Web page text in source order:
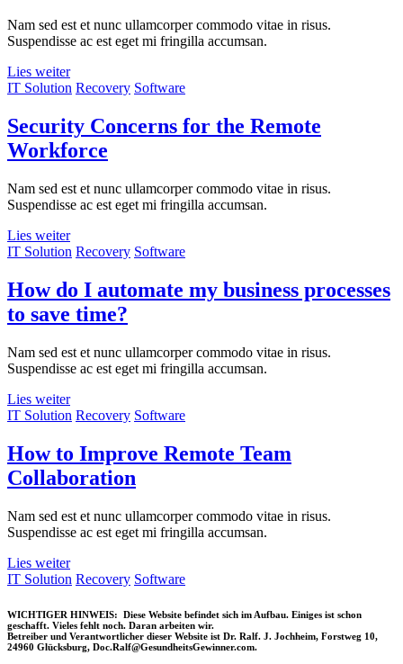
Nam sed est et nunc ullamcorper commodo vitae in risus.
Suspendisse ac est eget mi fringilla accumsan.
Lies weiter
IT Solution Recovery Software
Security Concerns for the Remote
Workforce
Nam sed est et nunc ullamcorper commodo vitae in risus.
Suspendisse ac est eget mi fringilla accumsan.
Lies weiter
IT Solution Recovery Software
How do I automate my business processes
to save time?
Nam sed est et nunc ullamcorper commodo vitae in risus.
Suspendisse ac est eget mi fringilla accumsan.
Lies weiter
IT Solution Recovery Software
How to Improve Remote Team
Collaboration
Nam sed est et nunc ullamcorper commodo vitae in risus.
Suspendisse ac est eget mi fringilla accumsan.
Lies weiter
IT Solution Recovery Software
WICHTIGER HINWEIS: Diese Website befindet sich im Aufbau. Einiges ist schon
geschafft. Vieles fehlt noch. Daran arbeiten wir.
Betreiber und Verantwortlicher dieser Website ist Dr. Ralf. J. Jochheim, Forstweg 10,
24960 Glücksburg, Doc.Ralf@GesundheitsGewinner.com.